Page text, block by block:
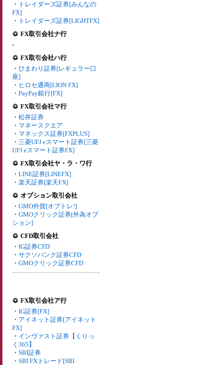
・ トレイダーズ証券[みんなの
FX]
・ トレイダーズ証券[LIGHTFX]
FX取引会社ナ行
-
FX取引会社ハ行
・ ひまわり証券[レギュラー口
座]
・ ヒロセ通商[LION FX]
・ PayPay銀行[FX]
FX取引会社マ行
・ 松井証券
・ マネースクエア
・ マネックス証券[FXPLUS]
・ 三菱UFJ eスマート証券[三菱
UFJ eスマート証券FX]
FX取引会社ヤ・ラ・ワ行
・ LINE証券[LINEFX]
・ 楽天証券[楽天FX]
オプション取引会社
・ GMO外貨[オプトレ!]
・ GMOクリック証券[外為オプ
ション]
CFD取引会社
・ IG証券CFD
・ サクソバンク証券CFD
・ GMOクリック証券CFD
FX取引会社ア行
・ IG証券[FX]
・ アイネット証券[アイネット
FX]
・ インヴァスト証券【くりっ
く365】
・ SBI証券
・ SBI FXトレード[SBI